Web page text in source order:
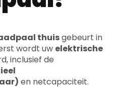
thuisgebeurt in
wordt uw elektrische
inclusief de
en netcapaciteit.